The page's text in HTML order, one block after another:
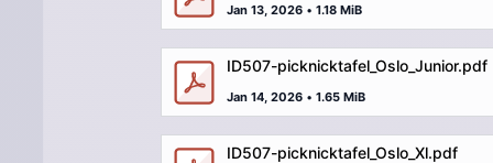
Jan 13, 2026 • 1.18 MiB
ID507-picknicktafel_Oslo_Junior.pdf
Jan 14, 2026 • 1.65 MiB
ID507-picknicktafel_Oslo_Xl.pdf